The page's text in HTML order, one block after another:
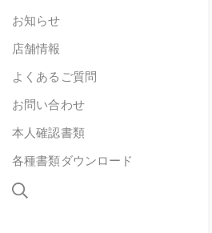
お知らせ
店舗情報
よくあるご質問
お問い合わせ
本人確認書類
各種書類ダウンロード